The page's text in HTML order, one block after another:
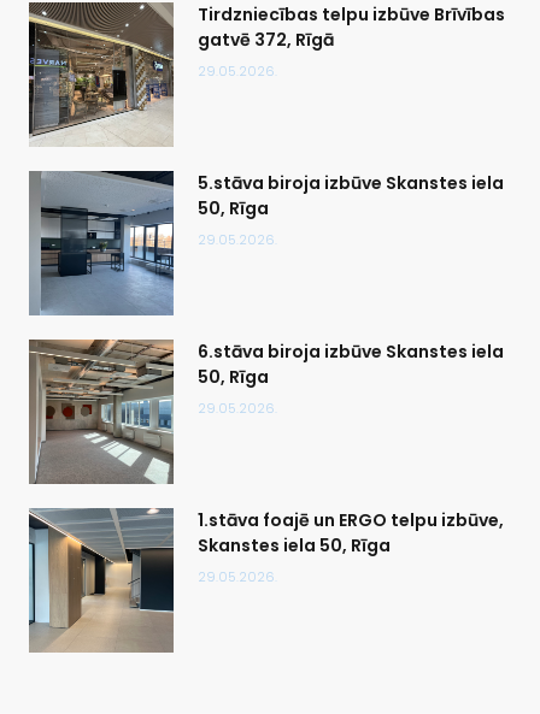
Tirdzniecības telpu izbūve Brīvības
gatvē 372, Rīgā
29.05.2026.
5.stāva biroja izbūve Skanstes iela
50, Rīga
29.05.2026.
6.stāva biroja izbūve Skanstes iela
50, Rīga
29.05.2026.
1.stāva foajē un ERGO telpu izbūve,
Skanstes iela 50, Rīga
29.05.2026.